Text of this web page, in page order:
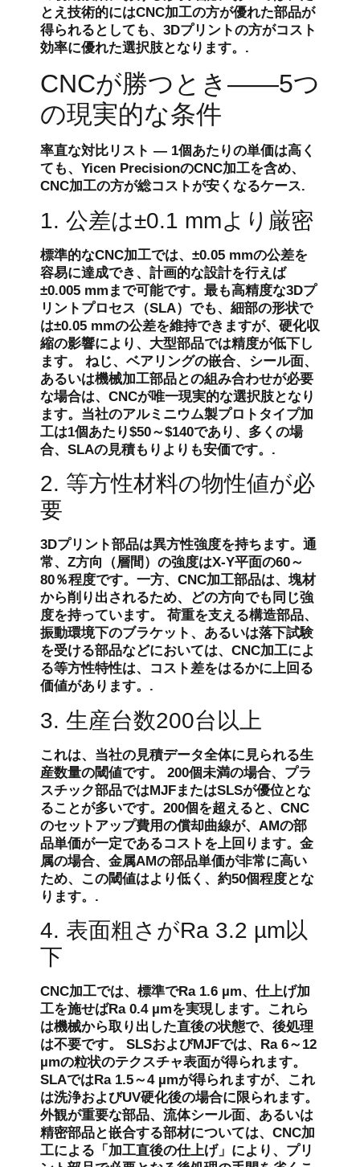
とえ技術的にはCNC加工の方が優れた部品が
得られるとしても、3Dプリントの方がコスト
効率に優れた選択肢となります。.
CNCが勝つとき――5つ
の現実的な条件
率直な対比リスト ― 1個あたりの単価は高く
ても、Yicen PrecisionのCNC加工を含め、
CNC加工の方が総コストが安くなるケース.
1. 公差は±0.1 mmより厳密
標準的なCNC加工では、±0.05 mmの公差を
容易に達成でき、計画的な設計を行えば
±0.005 mmまで可能です。最も高精度な3Dプ
リントプロセス（SLA）でも、細部の形状で
は±0.05 mmの公差を維持できますが、硬化収
縮の影響により、大型部品では精度が低下し
ます。 ねじ、ベアリングの嵌合、シール面、
あるいは機械加工部品との組み合わせが必要
な場合は、CNCが唯一現実的な選択肢となり
ます。当社のアルミニウム製プロトタイプ加
工は1個あたり$50～$140であり、多くの場
合、SLAの見積もりよりも安価です。.
2. 等方性材料の物性値が必
要
3Dプリント部品は異方性強度を持ちます。通
常、Z方向（層間）の強度はX-Y平面の60～
80％程度です。一方、CNC加工部品は、塊材
から削り出されるため、どの方向でも同じ強
度を持っています。 荷重を支える構造部品、
振動環境下のブラケット、あるいは落下試験
を受ける部品などにおいては、CNC加工によ
る等方性特性は、コスト差をはるかに上回る
価値があります。.
3. 生産台数200台以上
これは、当社の見積データ全体に見られる生
産数量の閾値です。 200個未満の場合、プラ
スチック部品ではMJFまたはSLSが優位とな
ることが多いです。200個を超えると、CNC
のセットアップ費用の償却曲線が、AMの部
品単価が一定であるコストを上回ります。金
属の場合、金属AMの部品単価が非常に高い
ため、この閾値はより低く、約50個程度とな
ります。.
4. 表面粗さがRa 3.2 µm以
下
CNC加工では、標準でRa 1.6 µm、仕上げ加
工を施せばRa 0.4 µmを実現します。これら
は機械から取り出した直後の状態で、後処理
は不要です。 SLSおよびMJFでは、Ra 6～12
µmの粒状のテクスチャ表面が得られます。
SLAではRa 1.5～4 µmが得られますが、これ
は洗浄およびUV硬化後の場合に限られます。
外観が重要な部品、流体シール面、あるいは
精密部品と嵌合する部材については、CNC加
工による「加工直後の仕上げ」により、プリ